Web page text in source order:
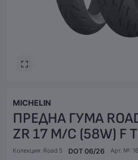
MICHELIN
ПРЕДНА ГУМА
ZR 17 M/C (58W) F
Колекция: Road 5 DOT 06/26
Арт. №: